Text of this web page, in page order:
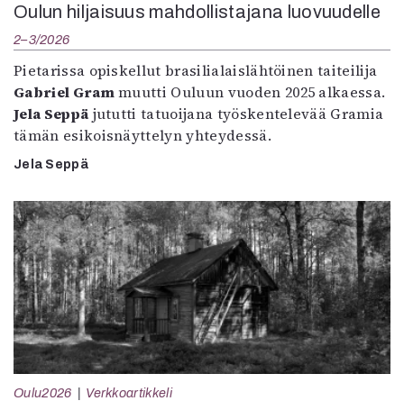
Oulun hiljaisuus mahdollistajana luovuudelle
2–3/2026
Pietarissa opiskellut brasilialaislähtöinen taiteilija
Gabriel Grammuutti Ouluun vuoden 2025 alkaessa.
Jela Seppä jututti tatuoijana työskentelevää Gramia
tämän esikoisnäyttelyn yhteydessä.
Jela Seppä
Oulu2026 Verkkoartikkeli